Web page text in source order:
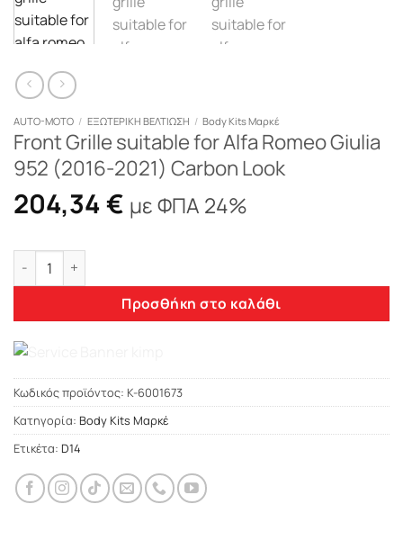
AUTO-MOTO / ΕΞΩΤΕΡΙΚΗ ΒΕΛΤΙΩΣΗ / Body Kits Μαρκέ
Front Grille suitable for Alfa Romeo Giulia
952 (2016-2021) Carbon Look
204,34 € με ΦΠΑ 24%
Front Grille suitable for Alfa Romeo Giulia 952 (2016-2021)
Προσθήκη στο καλάθι
Κωδικός προϊόντος: K-6001673
Κατηγορία: Body Kits Μαρκέ
Ετικέτα: D14